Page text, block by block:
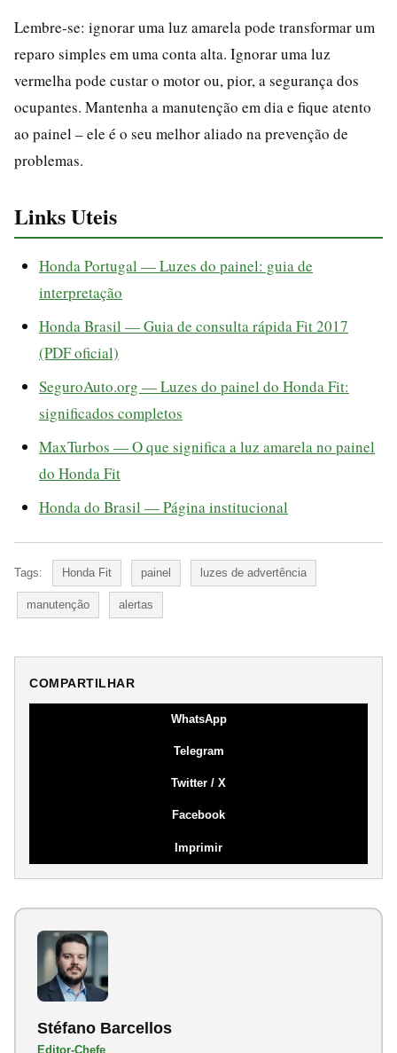
Lembre-se: ignorar uma luz amarela pode transformar um
reparo simples em uma conta alta. Ignorar uma luz
vermelha pode custar o motor ou, pior, a segurança dos
ocupantes. Mantenha a manutenção em dia e fique atento
ao painel – ele é o seu melhor aliado na prevenção de
problemas.
Links Uteis
Honda Portugal — Luzes do painel: guia de
interpretação
Honda Brasil — Guia de consulta rápida Fit 2017
(PDF oficial)
SeguroAuto.org — Luzes do painel do Honda Fit:
significados completos
MaxTurbos — O que significa a luz amarela no painel
do Honda Fit
Honda do Brasil — Página institucional
Tags: Honda Fit painel luzes de advertência
manutenção alertas
COMPARTILHAR
WhatsApp
Telegram
Twitter / X
Facebook
Imprimir
Stéfano Barcellos
Editor-Chefe